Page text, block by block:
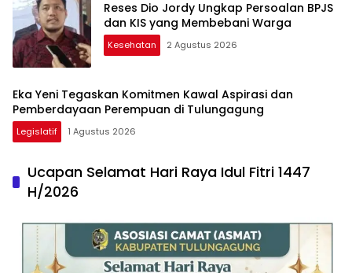
Reses Dio Jordy Ungkap Persoalan BPJS
dan KIS yang Membebani Warga
Kesehatan 2 Agustus 2026
Eka Yeni Tegaskan Komitmen Kawal Aspirasi dan
Pemberdayaan Perempuan di Tulungagung
Legislatif 1 Agustus 2026
Ucapan Selamat Hari Raya Idul Fitri 1447
H/2026